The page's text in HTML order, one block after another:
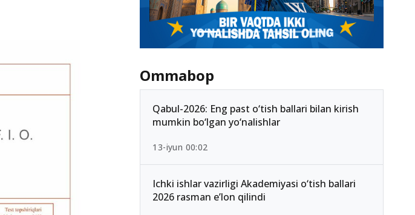
Ommabop
Qabul-2026: Eng past o‘tish ballari bilan kirish
mumkin bo‘lgan yo‘nalishlar
13-iyun 00:02
Ichki ishlar vazirligi Akademiyasi o‘tish ballari
2026 rasman e’lon qilindi